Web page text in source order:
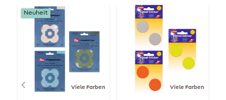
Viele Farben
Neuheit
Viele Farben